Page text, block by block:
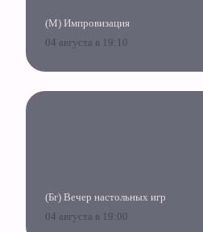
(М) Импровизация
04 августа в 19:10
(Бг) Вечер настольных игр
04 августа в 19:00